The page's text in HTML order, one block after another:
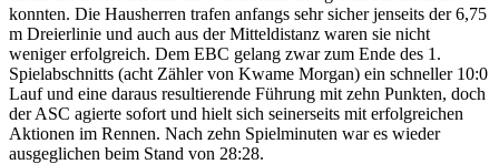
konnten. Die Hausherren trafen anfangs sehr sicher jenseits der 6,75
m Dreierlinie und auch aus der Mitteldistanz waren sie nicht
weniger erfolgreich. Dem EBC gelang zwar zum Ende des 1.
Spielabschnitts (acht Zähler von Kwame Morgan) ein schneller 10:0
Lauf und eine daraus resultierende Führung mit zehn Punkten, doch
der ASC agierte sofort und hielt sich seinerseits mit erfolgreichen
Aktionen im Rennen. Nach zehn Spielminuten war es wieder
ausgeglichen beim Stand von 28:28.